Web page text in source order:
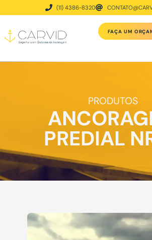
(11) 4386-8320
FAÇA UM
PRODUTOS
PREDIAL